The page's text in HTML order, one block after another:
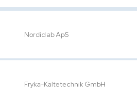
Nordiclab ApS
Fryka-Kältetechnik GmbH